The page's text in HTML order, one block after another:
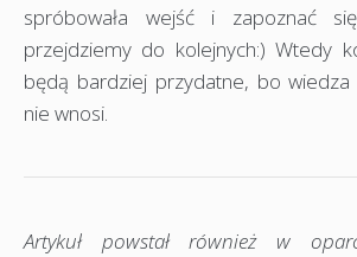
spróbowała wejść i zapoznać
przejdziemy do kolejnych:) Wtedy
będą bardziej przydatne, bo wiedza
nie wnosi.
Artykuł powstał również w